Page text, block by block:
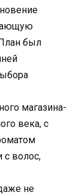
был
магазина-
века, с
с волос,
не